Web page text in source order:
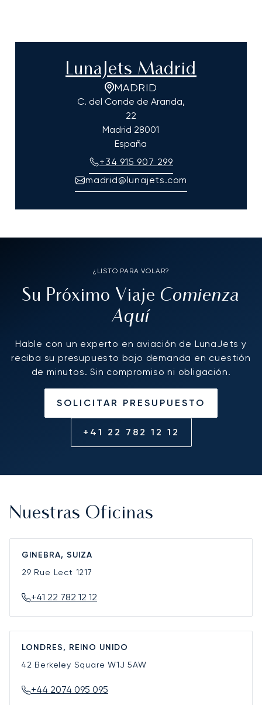
LunaJets Madrid
MADRID
C. del Conde de Aranda,
22
Madrid 28001
España
+34 915 907 299
madrid@lunajets.com
¿LISTO PARA VOLAR?
Su Próximo Viaje Comienza
Aquí
Hable con un experto en aviación de LunaJets y
reciba su presupuesto bajo demanda en cuestión
de minutos. Sin compromiso ni obligación.
SOLICITAR PRESUPUESTO
+41 22 782 12 12
Nuestras Oficinas
GINEBRA, SUIZA
29 Rue Lect 1217
+41 22 782 12 12
LONDRES, REINO UNIDO
42 Berkeley SquareW1J 5AW
+44 2074 095 095